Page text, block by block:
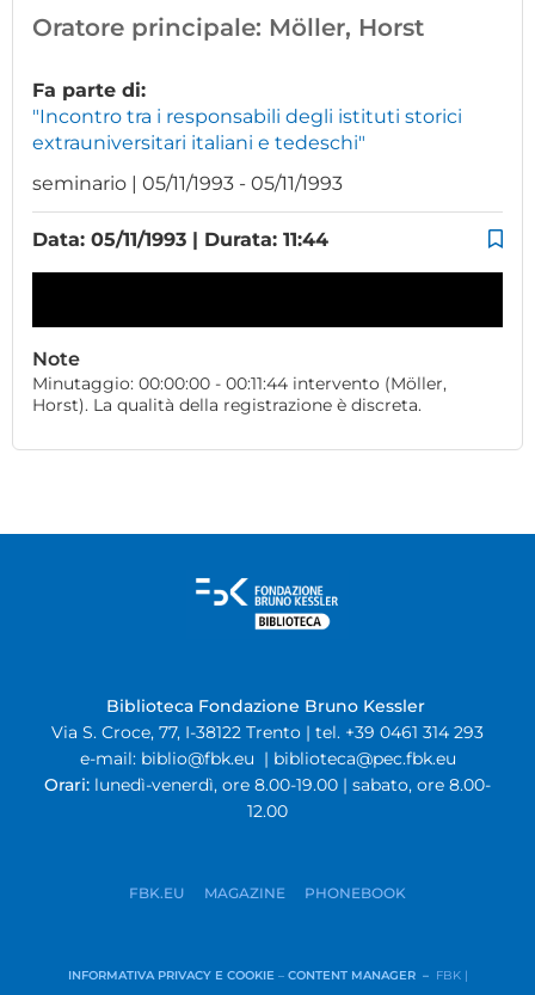
Oratore principale: Möller, Horst
Fa parte di:
"Incontro tra i responsabili degli istituti storici
extrauniversitari italiani e tedeschi"
seminario | 05/11/1993 - 05/11/1993
Data: 05/11/1993 | Durata: 11:44
Note
Minutaggio: 00:00:00 - 00:11:44 intervento (Möller,
Horst). La qualità della registrazione è discreta.
Biblioteca Fondazione Bruno Kessler
Via S. Croce, 77, I-38122 Trento | tel. +39 0461 314 293
e-mail: biblio@fbk.eu | biblioteca@pec.fbk.eu
Orari: lunedì-venerdì, ore 8.00-19.00 | sabato, ore 8.00-
12.00
FBK.EU MAGAZINE PHONEBOOK
INFORMATIVA PRIVACY E COOKIE – CONTENT MANAGER – FBK |